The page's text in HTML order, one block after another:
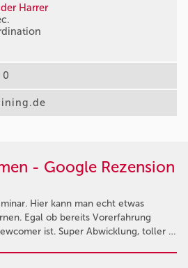
Harrer
- Google Rezension
Hier kann man echt etwas
Egal ob bereits Vorerfahrung
ist. Super Abwicklung, toller …